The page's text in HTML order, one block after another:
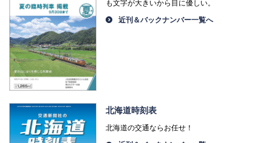
も文字が大きいから目に優しい。
近刊＆バックナンバー一覧へ
北海道時刻表
北海道の交通ならお任せ！